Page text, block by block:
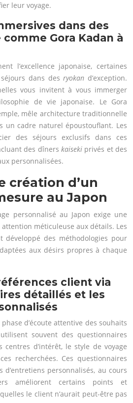
leur voyage.
dans des
Gora Kadan à
l’excellence japonaise, certaines
séjours dans desryokan d’exception.
vous invitent à vous immerger
de vie japonaise. Le Gora
mêle architecture traditionnelle
un cadre naturel époustouflant. Les
des séjours exclusifs dans ces
des dîners kaiseki privés et des
personnalisées.
création d’un
au Japon
personnalisé au Japon exige une
méticuleuse aux détails. Les
développé des méthodologies pour
aux désirs propres à chaque
client via
détaillés et les
d’écoute attentive des souhaits
souvent des questionnaires
d’intérêt, le style de voyage
recherchées. Ces questionnaires
d’entretiens personnalisés, au cours
améliorent certains points et
le client n’aurait peut-être pas